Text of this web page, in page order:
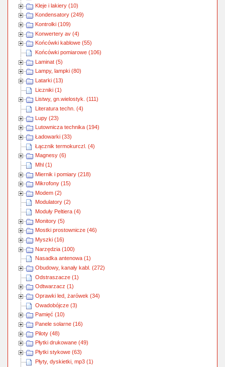
Kleje i lakiery (10)
Kondensatory (249)
Kontrolki (109)
Konwertery av (4)
Końcówki kablowe (55)
Końcówki pomiarowe (106)
Laminat (5)
Lampy, lampki (80)
Latarki (13)
Liczniki (1)
Listwy, gn.wielostyk. (111)
Literatura techn. (4)
Lupy (23)
Lutownicza technika (194)
Ładowarki (33)
Łącznik termokurczl. (4)
Magnesy (6)
Mhl (1)
Miernik i pomiary (218)
Mikrofony (15)
Modem (2)
Modulatory (2)
Moduły Peltiera (4)
Monitory (5)
Mostki prostownicze (46)
Myszki (16)
Narzędzia (100)
Nasadka antenowa (1)
Obudowy, kanały kabl. (272)
Odstraszacze (1)
Odtwarzacz (1)
Oprawki led, żarówek (34)
Owadobójcze (3)
Pamięć (10)
Panele solarne (16)
Piloty (48)
Płytki drukowane (49)
Płytki stykowe (63)
Płyty, dyskietki, mp3 (1)